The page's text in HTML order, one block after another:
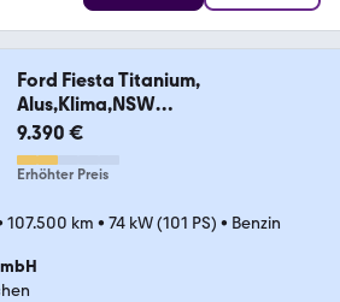
Ford Fiesta Titanium,
Alus,Klima,NSW
Ambientebeleucht
9.390 €
Erhöhter Preis
107.500 km • 74 kW (101 PS) • Benzin